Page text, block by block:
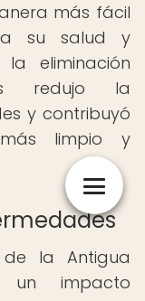
más fácil
su salud y
la eliminación
redujo la
y contribuyó
limpio y
de la Antigua
un impacto